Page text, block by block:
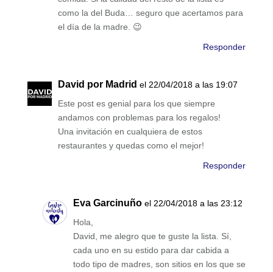
como la del Buda… seguro que acertamos para
el día de la madre. 😉
Responder
David por Madrid el 22/04/2018 a las 19:07
Este post es genial para los que siempre
andamos con problemas para los regalos!
Una invitación en cualquiera de estos
restaurantes y quedas como el mejor!
Responder
Eva Garcinuño el 22/04/2018 a las 23:12
Hola,
David, me alegro que te guste la lista. Sí,
cada uno en su estido para dar cabida a
todo tipo de madres, son sitios en los que se